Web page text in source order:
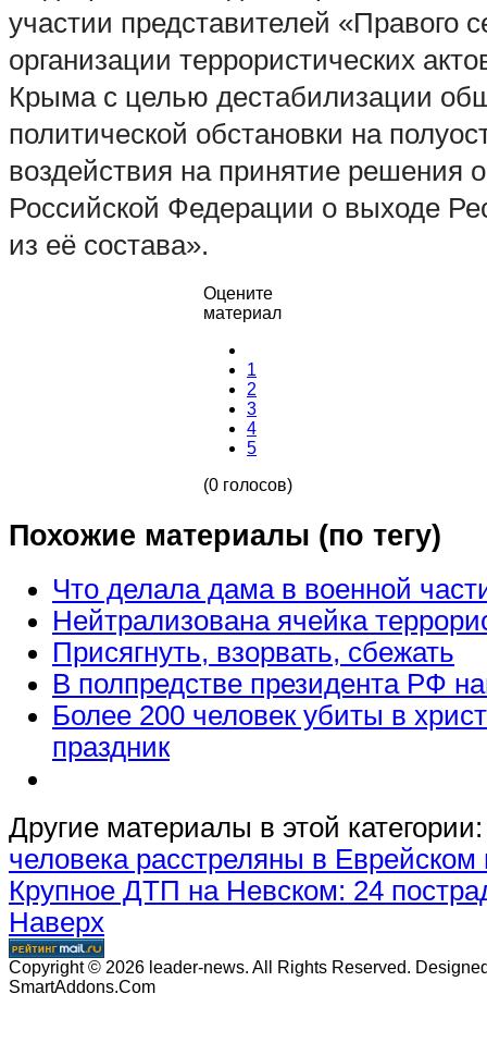
участии представителей «Правого
организации террористических
Крыма с целью дестабилизации
политической обстановки на
воздействия на принятие решения
Российской Федерации о выходе
из её состава».
Оцените
материал
1
2
3
4
5
(0 голосов)
Похожие материалы (по тегу)
Что делала дама в военной
Нейтрализована ячейка
Присягнуть, взорвать, сбежать
В полпредстве президента РФ
Более 200 человек убиты в
праздник
Другие материалы в этой категории:
человека расстреляны в
Крупное ДТП на Невском: 24
Наверх
Copyright © 2026 leader-news. All Rights Reserved.
SmartAddons.Com